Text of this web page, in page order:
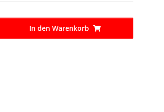
In den Warenkorb